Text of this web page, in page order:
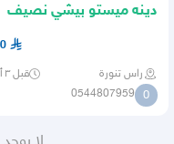
دينه ميستو بيشي نصيف
راس تنورة قبل ٣ أشهر
0
0544807959